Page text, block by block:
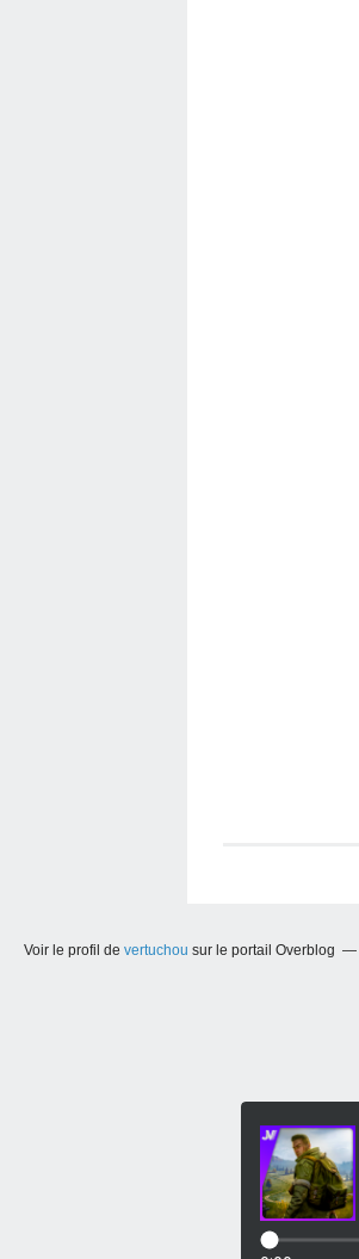
Voir le profil de vertuchou sur le portail Overblog